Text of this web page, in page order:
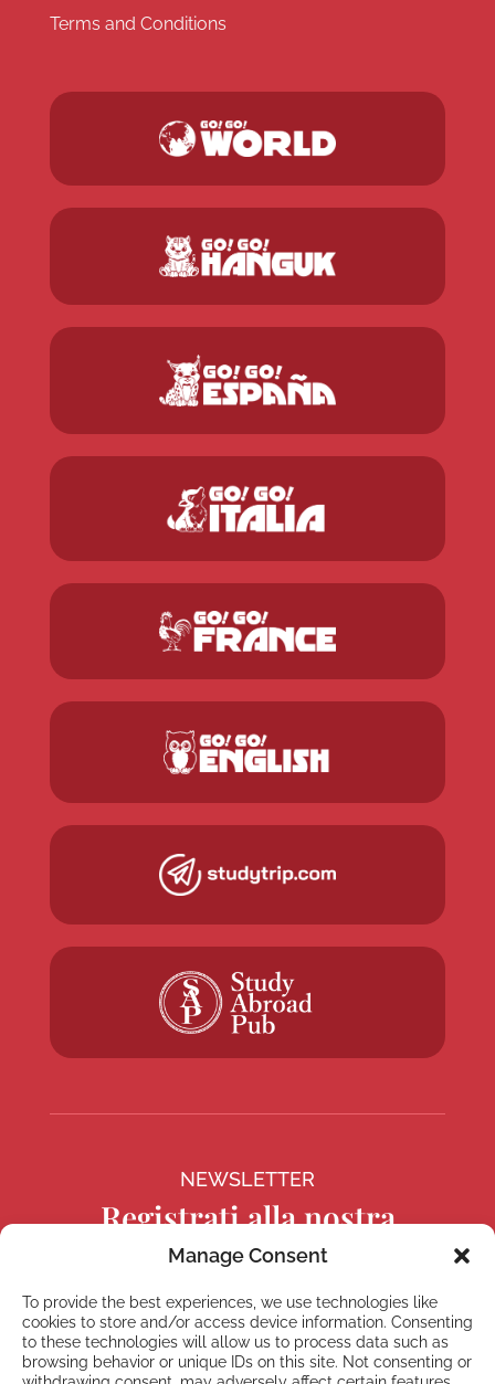
Manage Consent
To provide the best experiences, we use technologies like
cookies to store and/or access device information. Consenting
to these technologies will allow us to process data such as
browsing behavior or unique IDs on this site. Not consenting or
Terms and Conditions
NEWSLETTER
Registrati alla nostra
Newsletter
Registrati